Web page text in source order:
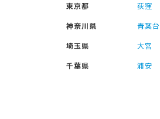
東京都 荻窪
神奈川県
青葉台
埼玉県
大宮
千葉県
浦安